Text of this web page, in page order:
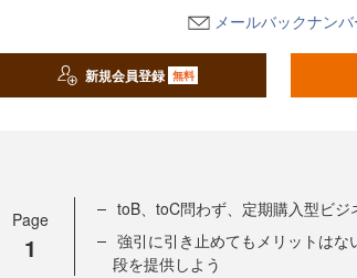
メールバックナンバ
新規会員登録 無料
Page
1
toB、toC問わず、定期購入型ビ
強引に引き止めてもメリットは
段を提供しよう